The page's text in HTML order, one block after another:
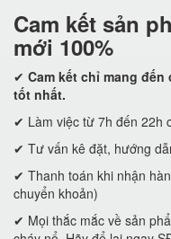
Cam kết sản
mới 100%
✔ Cam kết chỉ mang đến
tốt nhất.
✔ Làm việc từ 7h đến 22h
✔ Tư vấn kê đặt, hướng
✔ Thanh toán khi nhận
chuyển khoản)
✔ Mọi thắc mắc về sản